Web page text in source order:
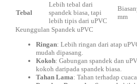
Tebal
Lebih tebal dari
spandek biasa, tapi
lebih tipis dari uPVC
mm
Keunggulan Spandek uPVC
Ringan: Lebih ringan dari atap
mudah dipasang.
Kokoh: Gabungan spandek dan
kokoh daripada spandek biasa.
Tahan Lama: Tahan terhadap